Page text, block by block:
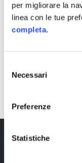
per migliorare la
linea con le tue
completa.
delNecessari
Preferenze
Statistiche